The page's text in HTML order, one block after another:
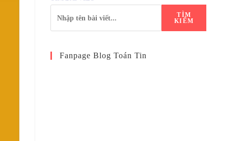
TÌM
KIẾM
Fanpage Blog Toán Tin